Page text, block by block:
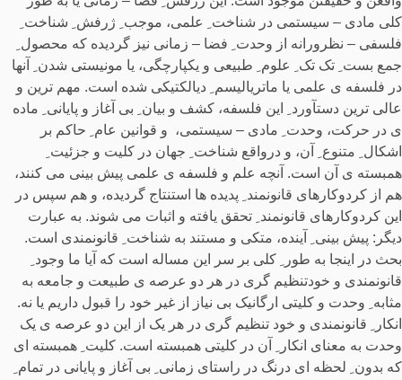
کلی مادی – سیستمی در شناخت ِ علمی، موجب ِ ژرفش ِ شناخت ِ
فلسفی – نظرورانه از وحدت ِ فضا – زمانی نیز گردیده که محصول ِ
جمع بست ِ تک تک ِ علوم ِ طبیعی و یکپارچگی، یا مونیستی شدن ِ آنها
در فلسفه ی علمی یا ماتریالیسم ِ دیالکتیکی شده است. مهم ترین و
عالی ترین دستآورد ِ این فلسفه، کشف و بیان ِ بی آغاز و پایانی ِ ماده
ی در حرکت، وحدت ِ مادی – سیستمی، و قوانین عام ِ حاکم بر
اشکال ِ متنوع ِ آن، و درواقع شناخت ِ جهان در کلیت و جزئیت ِ
همبسته ی آن است. آنچه علم و فلسفه ی علمی پیش بینی می کنند،
هم از کردوکارهای قانونمند ِ پدیده ها استنتاج گردیده، و هم سپس در
این کردوکارهای قانونمند ِ تحقق یافته و اثبات می شوند. به عبارت
دیگر: پیش بینی ِ آینده، متکی و مستند به شناخت ِ قانونمندی است.
بحث در اینجا به طور ِ کلی بر سر این مساله است که آیا ما وجود ِ
قانونمندی و خودتنظیم گری در هر دو عرصه ی طبیعت و جامعه به
مثابه ِ وحدت و کلیتی ارگانیک بی نیاز از غیر خود را قبول داریم یا نه.
انکار ِ قانونمندی و خود تنظیم گری در هر یک از این دو عرصه ی یک
وحدت به معنای انکار ِ آن در کلیتی همبسته است. کلیت ِ همبسته ای
که بدون ِ لحظه ای درنگ در راستای زمانی ِ بی آغاز و پایانی در تمام ِ